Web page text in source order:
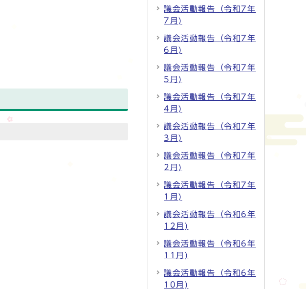
議会活動報告（令和7年
7月)
議会活動報告（令和7年
6月)
議会活動報告（令和7年
5月)
議会活動報告（令和7年
4月)
議会活動報告（令和7年
3月)
議会活動報告（令和7年
2月)
議会活動報告（令和7年
1月)
議会活動報告（令和6年
12月)
議会活動報告（令和6年
11月)
議会活動報告（令和6年
10月)